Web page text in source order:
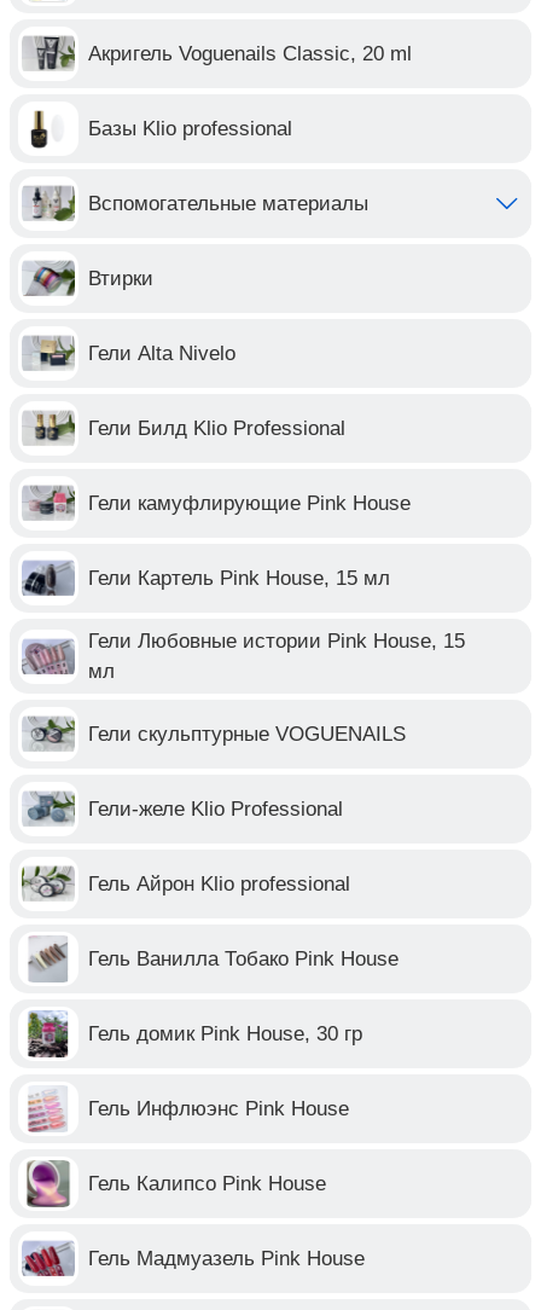
Акригель Voguenails Classic, 20 ml
Базы Klio professional
Вспомогательные материалы
Втирки
Гели Alta Nivelo
Гели Билд Klio Professional
Гели камуфлирующие Pink House
Гели Картель Pink House, 15 мл
Гели Любовные истории Pink House, 15
мл
Гели скульптурные VOGUENAILS
Гели-желе Klio Professional
Гель Айрон Klio professional
Гель Ванилла Тобако Pink House
Гель домик Pink House, 30 гр
Гель Инфлюэнс Pink House
Гель Калипсо Pink House
Гель Мадмуазель Pink House